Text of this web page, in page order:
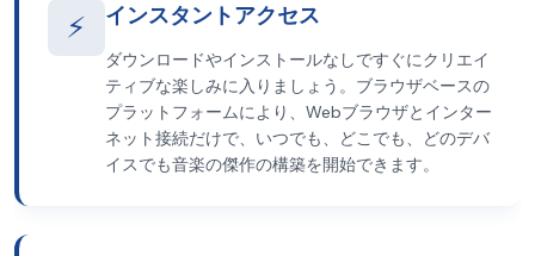
⚡ インスタントアクセス
ダウンロードやインストールなしですぐにクリエイ
ティブな楽しみに入りましょう。ブラウザベースの
プラットフォームにより、Webブラウザとインター
ネット接続だけで、いつでも、どこでも、どのデバ
イスでも音楽の傑作の構築を開始できます。